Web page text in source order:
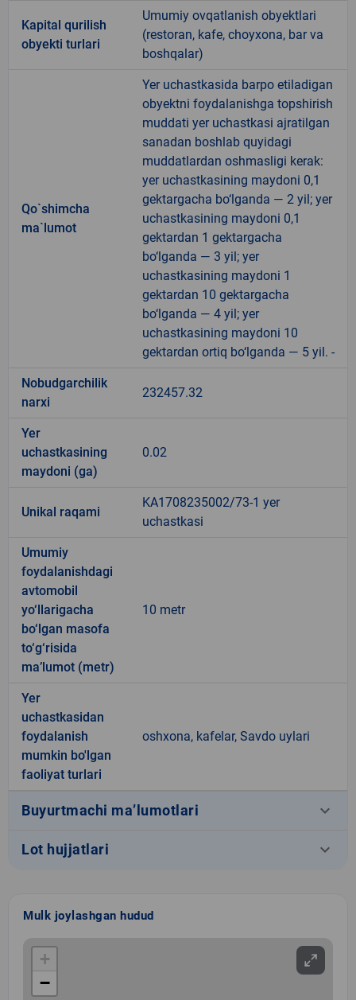
Kapital qurilish
obyekti turlari
Umumiy ovqatlanish obyektlari
(restoran, kafe, choyxona, bar va
boshqalar)
Qo`shimcha
ma`lumot
Yer uchastkasida barpo etiladigan
obyektni foydalanishga topshirish
muddati yer uchastkasi ajratilgan
sanadan boshlab quyidagi
muddatlardan oshmasligi kerak:
yer uchastkasining maydoni 0,1
gektargacha bo‘lganda — 2 yil; yer
uchastkasining maydoni 0,1
gektardan 1 gektargacha
bo‘lganda — 3 yil; yer
uchastkasining maydoni 1
gektardan 10 gektargacha
bo‘lganda — 4 yil; yer
uchastkasining maydoni 10
gektardan ortiq bo‘lganda — 5 yil. -
Nobudgarchilik
narxi
232457.32
Yer
uchastkasining
maydoni (ga)
0.02
Unikal raqami
KA1708235002/73-1 yer
uchastkasi
Umumiy
foydalanishdagi
avtomobil
yo‘llarigacha
bo‘lgan masofa
to‘g‘risida
ma’lumot (metr)
10 metr
Yer
uchastkasidan
foydalanish
mumkin bo'lgan
faoliyat turlari
oshxona, kafelar, Savdo uylari
Buyurtmachi ma’lumotlari keyboard_arrow_down
Lot hujjatlari keyboard_arrow_down
Mulk joylashgan hudud
+
−